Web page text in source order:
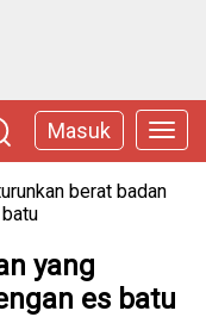
Masuk
berat badan
yang
es batu